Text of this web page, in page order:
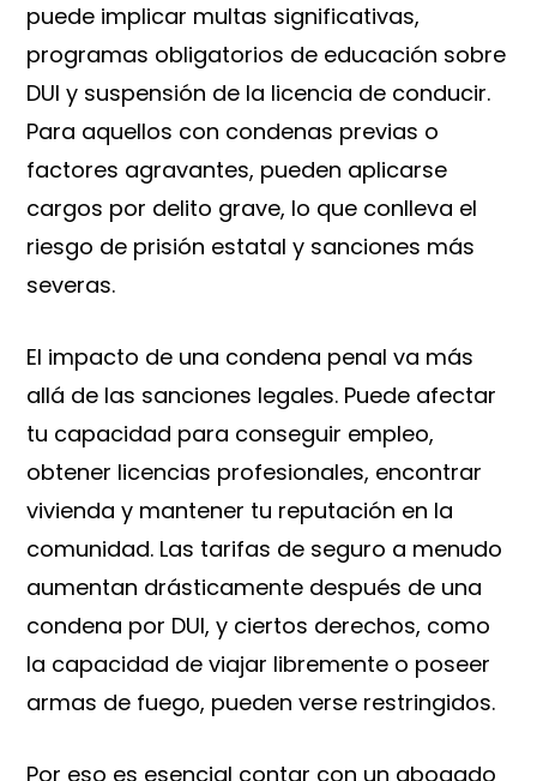
puede implicar multas significativas,
programas obligatorios de educación sobre
DUI y suspensión de la licencia de conducir.
Para aquellos con condenas previas o
factores agravantes, pueden aplicarse
cargos por delito grave, lo que conlleva el
riesgo de prisión estatal y sanciones más
severas.
El impacto de una condena penal va más
allá de las sanciones legales. Puede afectar
tu capacidad para conseguir empleo,
obtener licencias profesionales, encontrar
vivienda y mantener tu reputación en la
comunidad. Las tarifas de seguro a menudo
aumentan drásticamente después de una
condena por DUI, y ciertos derechos, como
la capacidad de viajar libremente o poseer
armas de fuego, pueden verse restringidos.
Por eso es esencial contar con un abogado